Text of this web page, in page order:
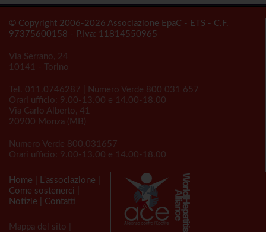
© Copyright 2006-2026 Associazione EpaC - ETS - C.F.
97375600158 - P.Iva: 11814550965
Via Serrano, 24
10141 - Torino
Tel. 011.0746287 | Numero Verde 800 031 657
Orari ufficio: 9.00-13.00 e 14.00-18.00
Via Carlo Alberto, 41
20900 Monza (MB)
Numero Verde 800.031657
Orari ufficio: 9.00-13.00 e 14.00-18.00
Home L'associazione
Come sostenerci
Notizie
Contatti
Mappa del sito